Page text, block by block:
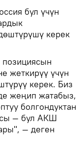
бул үчүн
керек
жеткирүү үчүн
керек. Биз
жеңип жатабыз,
болгондуктан
— бул АКШ
— деген